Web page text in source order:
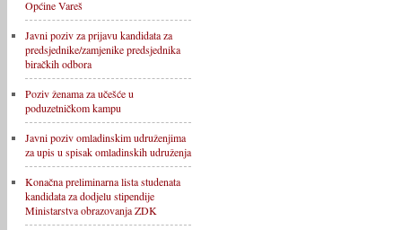
Općine Vareš
Javni poziv za prijavu kandidata za
predsjednike/zamjenike predsjednika
biračkih odbora
Poziv ženama za učešće u
poduzetničkom kampu
Javni poziv omladinskim udruženjima
za upis u spisak omladinskih udruženja
Konačna preliminarna lista studenata
kandidata za dodjelu stipendije
Ministarstva obrazovanja ZDK